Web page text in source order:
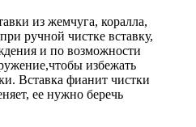
из жемчуга, коралла,
ручной чистке вставку,
и по возможности
избежать
Вставка фианит чистки
ее нужно беречь